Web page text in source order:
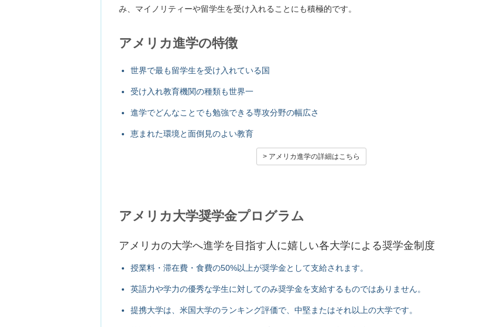
み、マイノリティーや留学生を受け入れることにも積極的です。
アメリカ進学の特徴
世界で最も留学生を受け入れている国
受け入れ教育機関の種類も世界一
進学でどんなことでも勉強できる専攻分野の幅広さ
恵まれた環境と面倒見のよい教育
> アメリカ進学の詳細はこちら
アメリカ大学奨学金プログラム
アメリカの大学へ進学を目指す人に嬉しい各大学による奨学金制度
授業料・滞在費・食費の50%以上が奨学金として支給されます。
英語力や学力の優秀な学生に対してのみ奨学金を支給するものではありません。
提携大学は、米国大学のランキング評価で、中堅またはそれ以上の大学です。